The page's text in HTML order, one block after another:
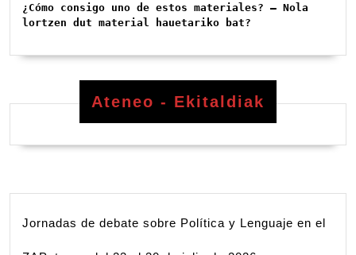
¿Cómo consigo uno de estos materiales? – Nola
lortzen dut material hauetariko bat?
Ateneo - Ekitaldiak
Jornadas de debate sobre Política y Lenguaje en el